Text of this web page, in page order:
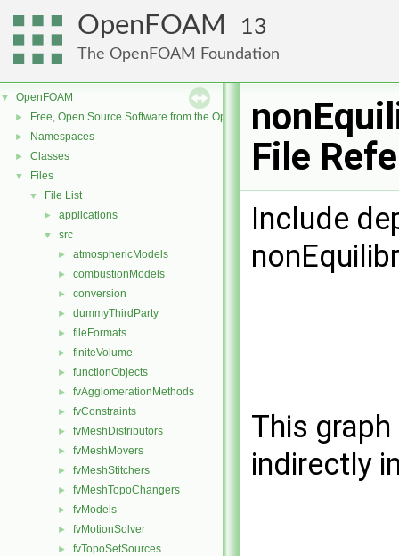
OpenFOAM 13
The OpenFOAM Foundation
▼ OpenFOAM
► Free, Open Source Software from the OpenFOAM Foundation
► Namespaces
► Classes
▼ Files
▼ File List
► applications
▼ src
► atmosphericModels
► combustionModels
► conversion
► dummyThirdParty
► fileFormats
► finiteVolume
► functionObjects
► fvAgglomerationMethods
► fvConstraints
► fvMeshDistributors
► fvMeshMovers
► fvMeshStitchers
► fvMeshTopoChangers
► fvModels
► fvMotionSolver
► fvTopoSetSources
File
Include
This
indirectly